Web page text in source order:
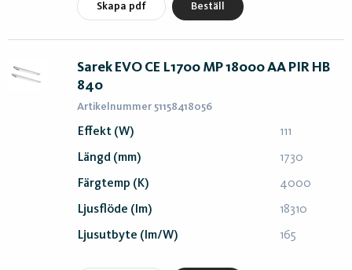
Skapa pdf Beställ
Sarek EVO CE L1700 MP 18000 AA PIR HB
840
Artikelnummer 51158418056
Effekt (W) 111
Längd (mm) 1730
Färgtemp (K) 4000
Ljusflöde (lm) 18310
Ljusutbyte (lm/W) 165